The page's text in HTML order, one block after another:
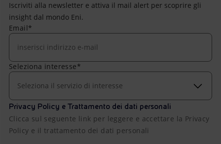
Iscriviti alla newsletter e attiva il mail alert per scoprire gli
insight dal mondo Eni.
Email*
Seleziona interesse*
Seleziona il servizio di interesse
Privacy Policy e Trattamento dei dati personali
Clicca sul seguente link per leggere e accettare la Privacy
Policy e il trattamento dei dati personali